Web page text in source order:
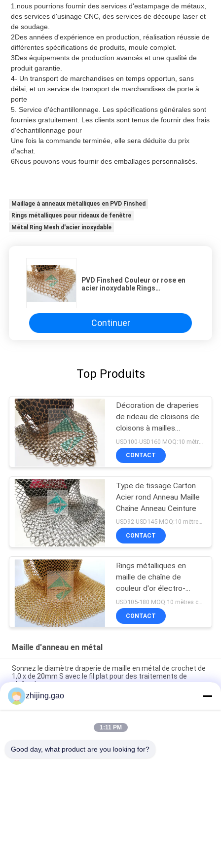
1.nous pourrions fournir des services d'estampage de métaux,
des services d'usinage CNC, des services de découpe laser et
de soudage.
2Des années d'expérience en production, réalisation réussie de
différentes spécifications de produits, moule complet.
3Des équipements de production avancés et une qualité de
produit garantie.
4- Un transport de marchandises en temps opportun, sans
délai, et un service de transport de marchandises de porte à
porte
5. Service d'échantillonnage. Les spécifications générales sont
fournies gratuitement. Les clients sont tenus de fournir des frais
d'échantillonnage pour
Une fois la commande terminée, elle sera déduite du prix
d'achat.
6Nous pouvons vous fournir des emballages personnalisés.
Maillage à anneaux métalliques en PVD Finshed
Rings métalliques pour rideaux de fenêtre
Métal Ring Mesh d'acier inoxydable
PVD Finshed Couleur or rose en
acier inoxydable Rings
Continuer
Top Produits
Décoration de draperies
de rideau de cloisons de
cloisons à mailles
métalliques de 2 mm 20
mm
CONTACT
Type de tissage Carton
Acier rond Anneau Maille
Chaîne Anneau Ceinture
USD92-USD145 MOQ:10 mètres carrés
CONTACT
Rings métalliques en
maille de chaîne de
couleur d'or électro-
plaqué
USD105-180 MOQ:10 mètres carrés
CONTACT
Maille d'anneau en métal
Sonnez le diamètre draperie de maille en métal de crochet de
1,0 x de 20mm S avec le fil plat pour des traitements de
plafond
Rideau en acier inoxydable de couleur dorée soudé pour la
décoration d'hôtel
Rideaux en acier inoxydable en chaîne de courrier métallique
zhijing.gao
1:11 PM
Good day, what product are you looking for?